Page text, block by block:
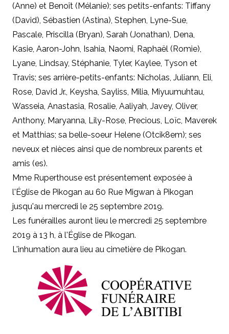
(Anne) et Benoît (Mélanie); ses petits-enfants: Tiffany
(David), Sébastien (Astina), Stephen, Lyne-Sue,
Pascale, Priscilla (Bryan), Sarah (Jonathan), Dena,
Kasie, Aaron-John, Isahia, Naomi, Raphaël (Romie),
Lyane, Lindsay, Stéphanie, Tyler, Kaylee, Tyson et
Travis; ses arrière-petits-enfants: Nicholas, Juliann, Eli,
Rose, David Jr., Keysha, Sayliss, Milia, Miyuumuhtau,
Wasseia, Anastasia, Rosalie, Aaliyah, Javey, Oliver,
Anthony, Maryanna, Lily-Rose, Precious, Loïc, Maverek
et Matthias; sa belle-soeur Helene (Otcik8em); ses
neveux et nièces ainsi que de nombreux parents et
amis (es).
Mme Ruperthouse est présentement exposée à
l'Église de Pikogan au 60 Rue Migwan à Pikogan
jusqu'au mercredi le 25 septembre 2019.
Les funérailles auront lieu le mercredi 25 septembre
2019 à 13 h, à l'Église de Pikogan.
L'inhumation aura lieu au cimetière de Pikogan.